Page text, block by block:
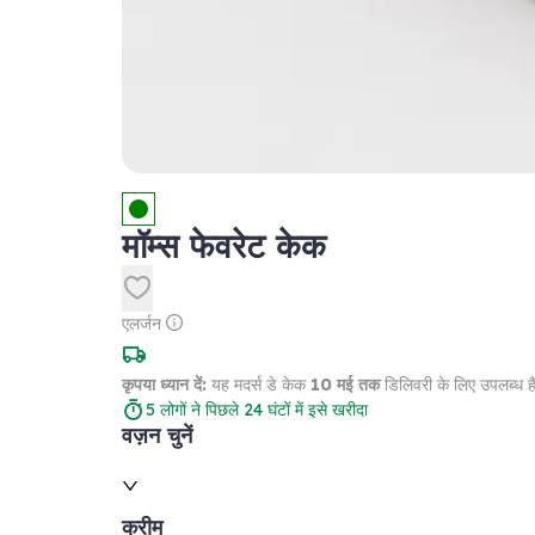
मॉम्स फेवरेट केक
एलर्जन
कृपया ध्यान दें: यह मदर्स डे केक 10 मई तकडिलिवरी के लिए उपलब्ध
5 लोगों ने पिछले 24 घंटों में इसे खरीदा
वज़न चुनें
क्रीम